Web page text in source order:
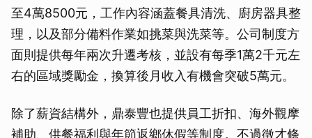
至4萬8500元，工作內容涵蓋餐具清洗、廚房器具整
理，以及部分備料作業如挑菜與洗菜等。公司制度方
面則提供每年兩次升遷考核，並設有每季1萬2千元左
右的區域獎勵金，換算後月收入有機會突破5萬元。
除了薪資結構外，鼎泰豐也提供員工折扣、海外觀摩
補助、供餐福利與年節返鄉休假等制度。不過徵才條